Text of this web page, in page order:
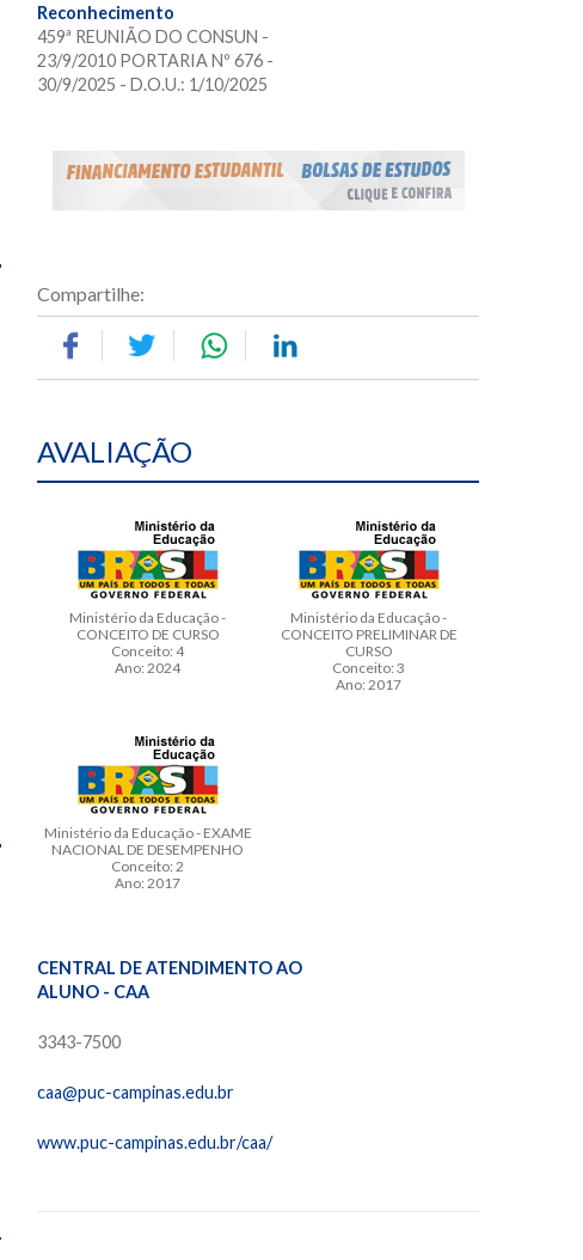
Reconhecimento
459ª REUNIÃO DO CONSUN -
23/9/2010 PORTARIA Nº 676 -
30/9/2025 - D.O.U.: 1/10/2025
Compartilhe:
AVALIAÇÃO
Ministério da Educação -
CONCEITO DE CURSO
Conceito: 4
Ano: 2024
Ministério da Educação -
CONCEITO PRELIMINAR DE
CURSO
Conceito: 3
Ano: 2017
Ministério da Educação - EXAME
NACIONAL DE DESEMPENHO
Conceito: 2
Ano: 2017
CENTRAL DE ATENDIMENTO AO
ALUNO - CAA
3343-7500
caa@puc-campinas.edu.br
www.puc-campinas.edu.br/caa/